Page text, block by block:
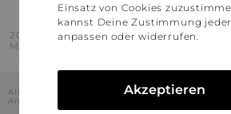
2016 - 2026 © Stylaholic.
Made for you with love in munich.
Alle Preise inkl. der jeweils geltenden
Angaben ohne Gewähr.
Einsatz von Cookies
kannst Deine Zustimmung
anpassen oder widerrufen.
Akzeptieren